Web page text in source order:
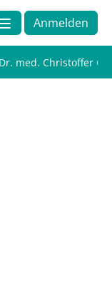
Anmelden
med. Christoffer